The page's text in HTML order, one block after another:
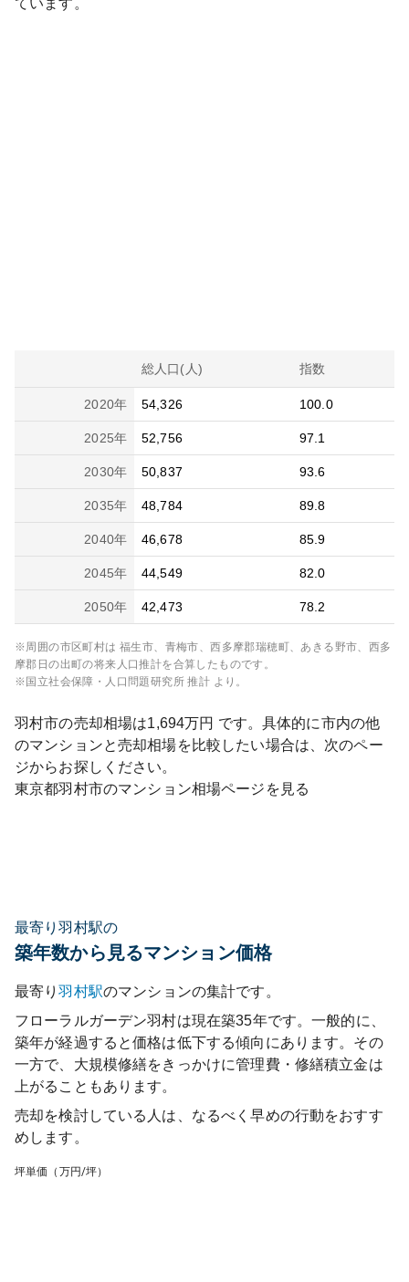
ています。
総人口(人) 指数
2020年 54,326 100.0
2025年 52,756 97.1
2030年 50,837 93.6
2035年 48,784 89.8
2040年 46,678 85.9
2045年 44,549 82.0
2050年 42,473 78.2
※周囲の市区町村は 福生市、青梅市、西多摩郡瑞穂町、あきる野市、西多
摩郡日の出町の将来人口推計を合算したものです。
※国立社会保障・人口問題研究所 推計 より。
羽村市の売却相場は1,694万円 です。具体的に市内の他
のマンションと売却相場を比較したい場合は、次のペー
ジからお探しください。
東京都羽村市のマンション相場ページを見る
最寄り羽村駅の
築年数から見るマンション価格
最寄り羽村駅のマンションの集計です。
フローラルガーデン羽村は現在築35年です。一般的に、
築年が経過すると価格は低下する傾向にあります。その
一方で、大規模修繕をきっかけに管理費・修繕積立金は
上がることもあります。
売却を検討している人は、なるべく早めの行動をおすす
めします。
坪単価（万円/坪）